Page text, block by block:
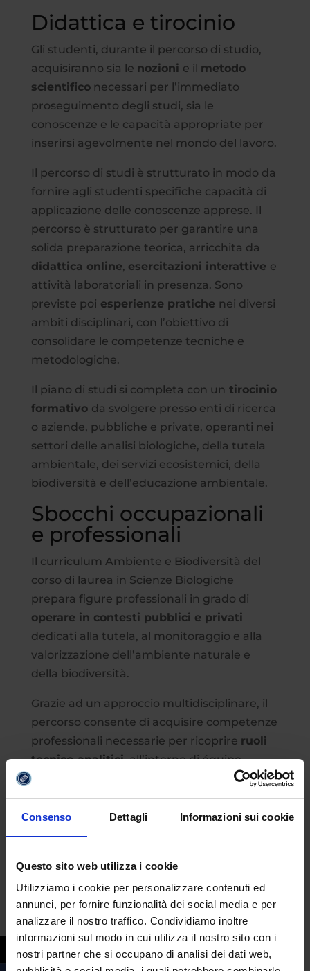
Consenso Dettagli Informazioni sui cookie
Questo sito web utilizza i cookie
Utilizziamo i cookie per personalizzare contenuti ed
annunci, per fornire funzionalità dei social media e per
analizzare il nostro traffico. Condividiamo inoltre
informazioni sul modo in cui utilizza il nostro sito con i
nostri partner che si occupano di analisi dei dati web,
Didattica e tirocinio
Gli studenti, durante il percorso di studio,
acquisiranno sia le nozioni e il metodo
scientificonecessari per l’immediato
proseguimento degli studi, sia le
conoscenze e le capacità appropriate per
inserirsi agevolmente nel mondo del lavoro.
Il percorso di studi è strutturato in modo da
fornire agli studenti specifiche capacità di
applicazione delle conoscenze apprese. Il
percorso è strutturato per garantire una
solida preparazione teorica, arricchita da
didattica online, esercitazioni interattive e
attività laboratoriali in presenza. Sono
previste poi esperienze pratiche nei diversi
ambiti disciplinari, con l’obiettivo di
consolidare le competenze tecniche e
metodologiche.
Il piano di studi si completa con un tirocinio
formativo da svolgere presso enti di ricerca
o aziende, pubbliche e private, operanti nei
settori delle analisi biologiche, della tutela
ambientale, dei servizi ecosistemici, della
biodiversità e dell’educazione ambientale.
Sbocchi occupazionali
e professionali
Il curriculum Ambiente e Biodiversità del
corso di laurea in Scienze Biologiche
prepara figure professionali in grado di
operare in contesti pubblici e privati
dedicati alla tutela, al monitoraggio e alla
valorizzazione dell’ambiente naturale e
della biodiversità.
Grazie ad un approccio multidisciplinare, il
percorso consente di acquisire competenze
professionali necessarie per ricoprire ruoli
tecnico-analitici, all’interno di équipe
multidisciplinari coordinate da specialisti,in
diversi ambiti, quali ecologico, zoologico e
botanico
professionali in laboratori di analisi
biologica e ambientaleper contribuire
all’identificazione di contaminanti e alla
gestione di dati ecologici. All’interno di
parchi naturali, riserve e aree protette , il
biologo potrà occuparsi della gestione della